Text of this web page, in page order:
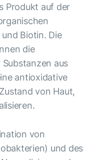
Produkt auf der
Biotin. Die
die
aus
antioxidative
von Haut,
von
und des